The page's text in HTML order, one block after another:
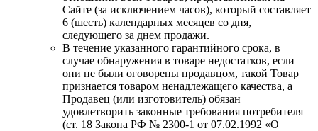
Сайте (за исключением часов), который составляет
6 (шесть) календарных месяцев со дня,
следующего за днем продажи.
В течение указанного гарантийного срока, в
случае обнаружения в товаре недостатков, если
они не были оговорены продавцом, такой Товар
признается товаром ненадлежащего качества, а
Продавец (или изготовитель) обязан
удовлетворить законные требования потребителя
(ст. 18 Закона РФ № 2300-1 от 07.02.1992 «О